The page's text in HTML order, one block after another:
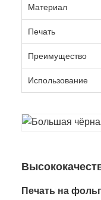
Материал
Печать
Преимущество
Использование
Печать на